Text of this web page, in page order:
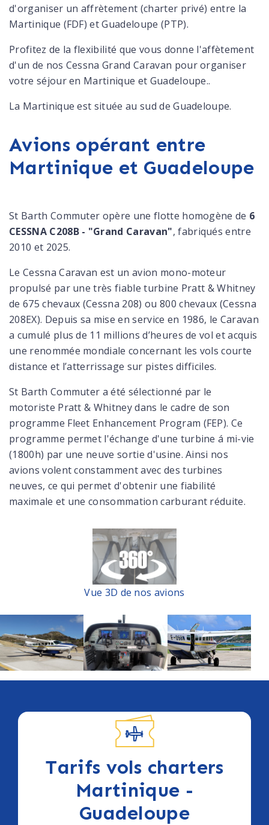
d'organiser un affrètement (charter privé) entre la
Martinique (FDF) et Guadeloupe (PTP).
Profitez de la flexibilité que vous donne l'affètement
d'un de nos Cessna Grand Caravan pour organiser
votre séjour en Martinique et Guadeloupe..
La Martinique est située au sud de Guadeloupe.
Avions opérant entre
Martinique et Guadeloupe
St Barth Commuter opère une flotte homogène de 6
CESSNA C208B - "Grand Caravan", fabriqués entre
2010 et 2025.
Le Cessna Caravan est un avion mono-moteur
propulsé par une très fiable turbine Pratt & Whitney
de 675 chevaux (Cessna 208) ou 800 chevaux (Cessna
208EX). Depuis sa mise en service en 1986, le Caravan
a cumulé plus de 11 millions d’heures de vol et acquis
une renommée mondiale concernant les vols courte
distance et l’atterrissage sur pistes difficiles.
St Barth Commuter a été sélectionné par le
motoriste Pratt & Whitney dans le cadre de son
programme Fleet Enhancement Program (FEP). Ce
programme permet l'échange d'une turbine á mi-vie
(1800h) par une neuve sortie d'usine. Ainsi nos
avions volent constamment avec des turbines
neuves, ce qui permet d'obtenir une fiabilité
maximale et une consommation carburant réduite.
Vue 3D de nos avions
Tarifs vols charters
Martinique -
Guadeloupe